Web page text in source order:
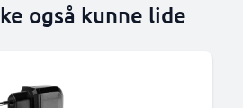
også kunne lide